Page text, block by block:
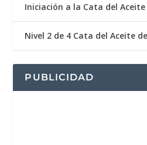
Iniciación a la Cata del
Nivel 2 de 4 Cata del Aceite
PUBLICIDAD